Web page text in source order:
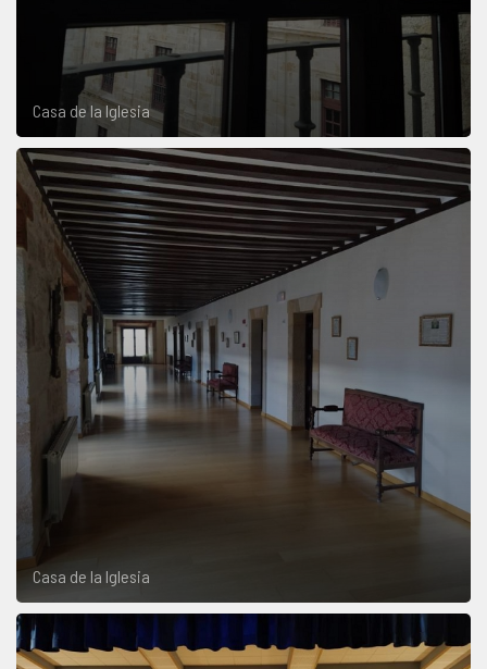
Casa de la Iglesia
Casa de la Iglesia